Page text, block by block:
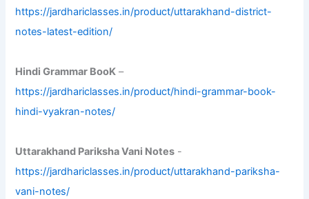
https://jardhariclasses.in/product/uttarakhand-district-
notes-latest-edition/
Hindi Grammar BooK –
https://jardhariclasses.in/product/hindi-grammar-book-
hindi-vyakran-notes/
Uttarakhand Pariksha Vani Notes -
https://jardhariclasses.in/product/uttarakhand-pariksha-
vani-notes/